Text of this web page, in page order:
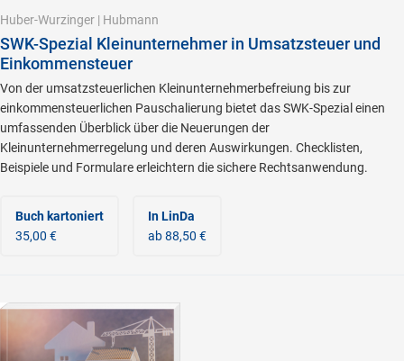
Huber-Wurzinger | Hubmann
SWK-Spezial Kleinunternehmer in Umsatzsteuer und
Einkommensteuer
Von der umsatzsteuerlichen Kleinunternehmerbefreiung bis zur
einkommensteuerlichen Pauschalierung bietet das SWK-Spezial einen
umfassenden Überblick über die Neuerungen der
Kleinunternehmerregelung und deren Auswirkungen. Checklisten,
Beispiele und Formulare erleichtern die sichere Rechtsanwendung.
Buch kartoniert
35,00 €
In LinDa
ab 88,50 €